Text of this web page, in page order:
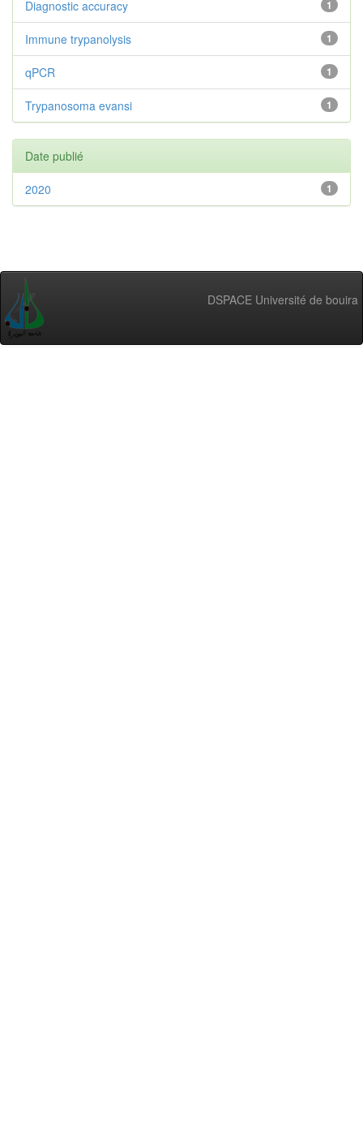
1
Diagnostic accuracy
1
Immune trypanolysis
1
qPCR
1
Trypanosoma evansi
Date publié
1
2020
DSPACE Université de bouira